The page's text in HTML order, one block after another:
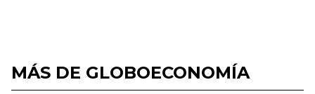
MÁS DE GLOBOECONOMÍA